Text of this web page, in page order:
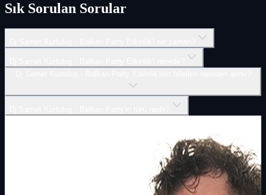
Sık Sorulan Sorular